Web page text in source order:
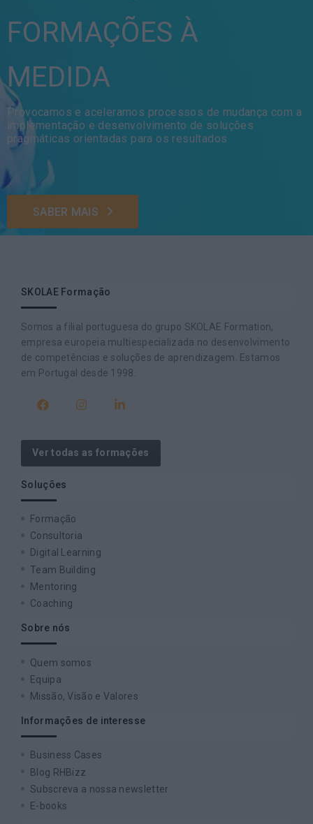
FORMAÇÕES À
MEDIDA
Provocamos e aceleramos processos de mudança com a
implementação e desenvolvimento de soluções
pragmáticas orientadas para os resultados
SABER MAIS
SKOLAE Formação
Somos a filial portuguesa do grupo SKOLAE Formation,
empresa europeia multiespecializada no desenvolvimento
de competências e soluções de aprendizagem. Estamos
em Portugal desde 1998.
Ver todas as formações
Soluções
Formação
Consultoria
Digital Learning
Team Building
Mentoring
Coaching
Sobre nós
Quem somos
Equipa
Missão, Visão e Valores
Informações de interesse
Business Cases
Blog RHBizz
Subscreva a nossa newsletter
E-books